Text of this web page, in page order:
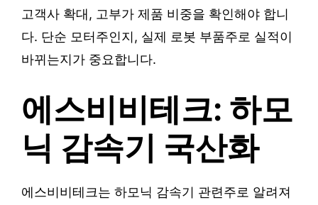
고객사 확대, 고부가 제품 비중을 확인해야 합니
다. 단순 모터주인지, 실제 로봇 부품주로 실적이
바뀌는지가 중요합니다.
에스비비테크: 하모
닉 감속기 국산화
에스비비테크는 하모닉 감속기 관련주로 알려져